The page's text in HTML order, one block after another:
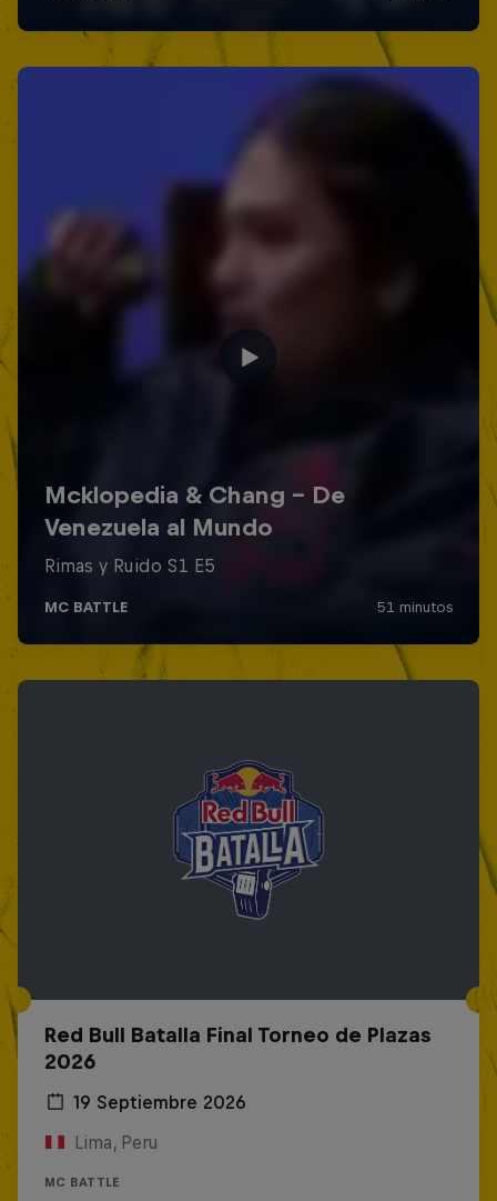
Red Bull Batalla Final Torneo de Plazas
2026
19 Septiembre 2026
Lima, Peru
MC BATTLE